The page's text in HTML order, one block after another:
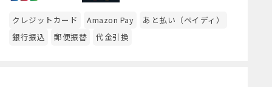
クレジットカード Amazon Pay
あと払い（ペイディ）
銀行振込
郵便振替 代金引換